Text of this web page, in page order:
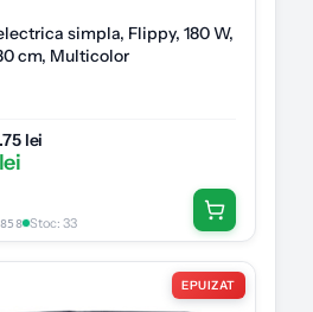
simpla, Flippy, 180 W,
cm, Multicolor
lei
lei
Stoc: 33
EPUIZAT